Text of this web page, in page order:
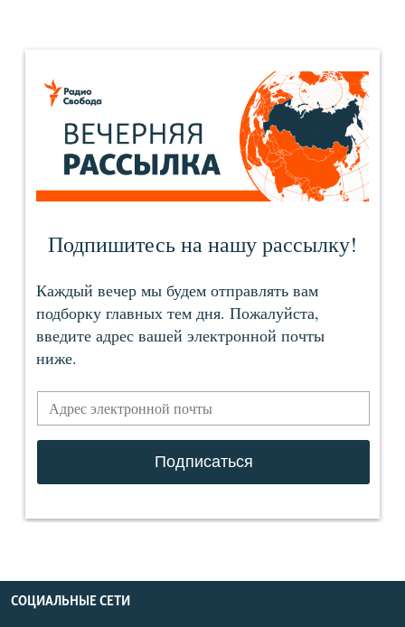
СОЦИАЛЬНЫЕ СЕТИ